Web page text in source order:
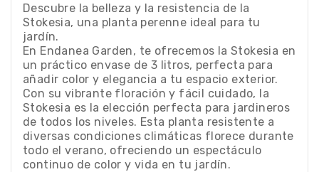
Descubre la belleza y la resistencia de la
Stokesia, una planta perenne ideal para tu
jardín.
En Endanea Garden, te ofrecemos la Stokesia en
un práctico envase de 3 litros, perfecta para
añadir color y elegancia a tu espacio exterior.
Con su vibrante floración y fácil cuidado, la
Stokesia es la elección perfecta para jardineros
de todos los niveles. Esta planta resistente a
diversas condiciones climáticas florece durante
todo el verano, ofreciendo un espectáculo
continuo de color y vida en tu jardín.